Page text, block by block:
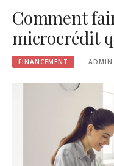
Comment
microcrédit
FINANCEMENT ADMIN